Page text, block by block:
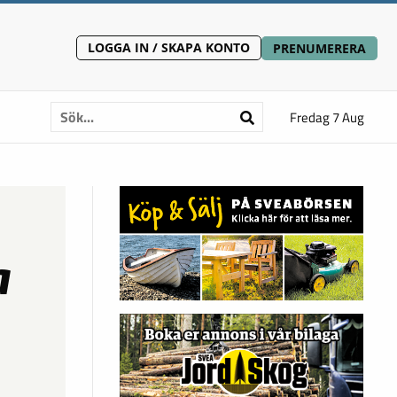
LOGGA IN / SKAPA KONTO PRENUMERERA
Fredag 7 Aug